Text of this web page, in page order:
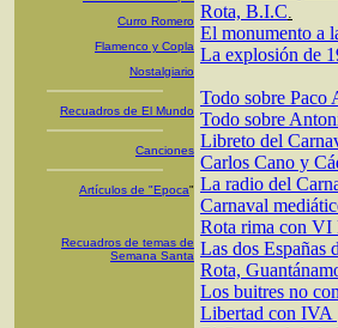
Curro Romero
Flamenco y Copla
Nostalgiario
Recuadros de El Mundo
Canciones
Artículos de "Epoca"
Recuadros de temas de
Semana Santa
Rota, B.I.C.
El monumento a
La explosión de
Todo sobre Paco
Todo sobre
Libreto del
Carlos Cano y
La radio del
Carnaval
Rota rima con VI
Las dos Españas
Rota,
Los buitres no
Libertad con IVA